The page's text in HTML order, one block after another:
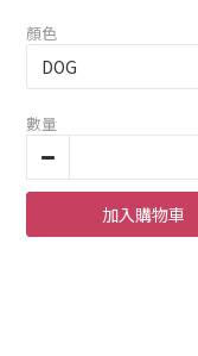
顏色
數量
加入購物車